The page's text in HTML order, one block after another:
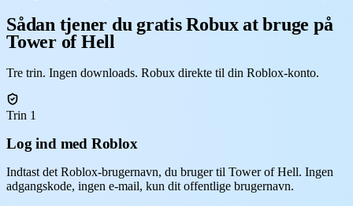
Sådan tjener du gratis Robux at bruge på
Tower of Hell
Tre trin. Ingen downloads. Robux direkte til din Roblox-konto.
Trin 1
Log ind med Roblox
Indtast det Roblox-brugernavn, du bruger til Tower of Hell. Ingen
adgangskode, ingen e-mail, kun dit offentlige brugernavn.